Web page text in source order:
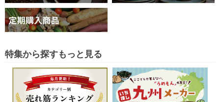
特集から探すもっと見る